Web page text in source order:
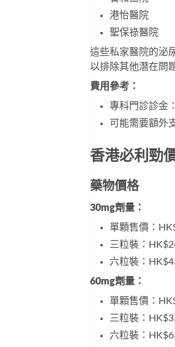
港怡醫院
聖保祿醫院
這些私家醫院的泌
以排除其他潛在問
費用參考：
專科門診診金
可能需要額外
香港必利勁
藥物價格
30mg劑量：
單顆售價：
三粒裝：
六粒裝：
60mg劑量：
單顆售價：
三粒裝：
六粒裝：